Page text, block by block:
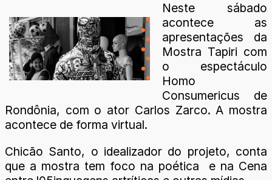
Neste sábado
acontece as
apresentações da
Mostra Tapiri com
o espectáculo
Homo
Consumericus de
Rondônia, com o ator Carlos Zarco. A mostra
acontece de forma virtual.
Chicão Santo, o idealizador do projeto, conta
que a mostra tem foco na poética e na Cena